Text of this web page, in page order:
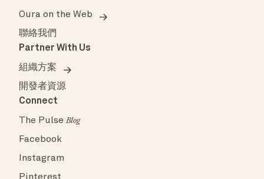
Oura on the Web
聯絡我們
Partner With Us
組織方案
開發者資源
Connect
The PulseBlog
Facebook
Instagram